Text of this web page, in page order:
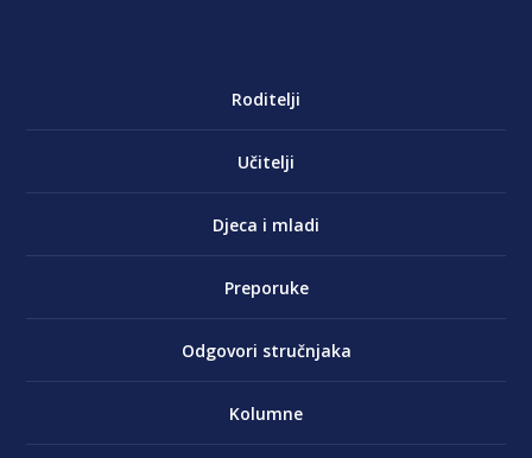
Roditelji
Učitelji
Djeca i mladi
Preporuke
Odgovori stručnjaka
Kolumne